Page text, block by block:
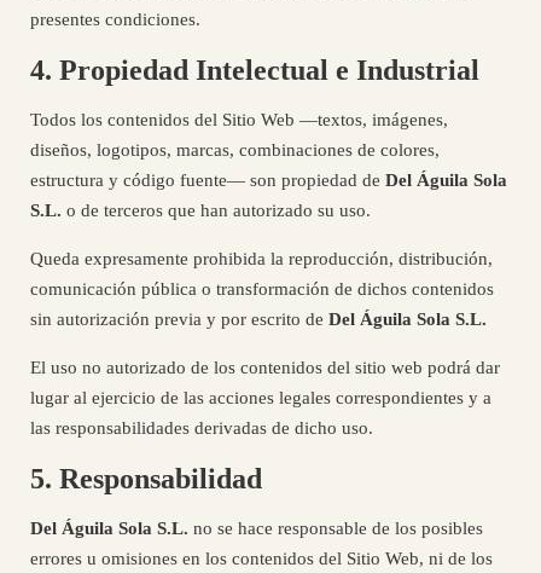
presentes condiciones.
4. Propiedad Intelectual e Industrial
Todos los contenidos del Sitio Web —textos, imágenes,
diseños, logotipos, marcas, combinaciones de colores,
estructura y código fuente— son propiedad de Del Águila Sola
S.L. o de terceros que han autorizado su uso.
Queda expresamente prohibida la reproducción, distribución,
comunicación pública o transformación de dichos contenidos
sin autorización previa y por escrito de Del Águila Sola S.L.
El uso no autorizado de los contenidos del sitio web podrá dar
lugar al ejercicio de las acciones legales correspondientes y a
las responsabilidades derivadas de dicho uso.
5. Responsabilidad
Del Águila Sola S.L. no se hace responsable de los posibles
errores u omisiones en los contenidos del Sitio Web, ni de los